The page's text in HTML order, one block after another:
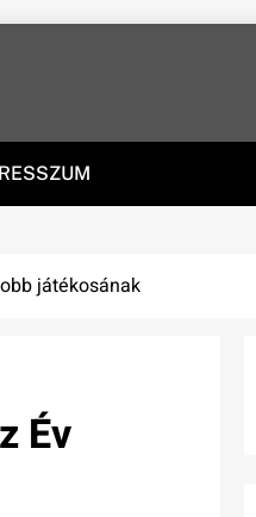
játékosának
Év